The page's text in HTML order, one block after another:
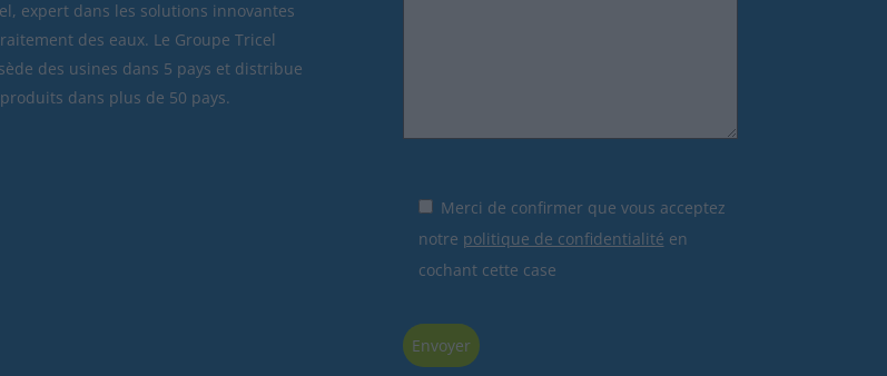
expert dans les solutions innovantes
des eaux. Le Groupe Tricel
des usines dans 5 pays et distribue
dans plus de 50 pays.
Merci de confirmer que vous acceptez
notre politique de confidentialité en
cochant cette case